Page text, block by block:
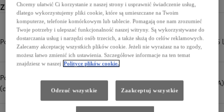
Zużycie paliwa lub energii
Pojemność zbiornika paliwa (l) 36 l
Poziom hałasu na postoju
(dB(A))
72,0 dB(A)
Chcemy ułatwić Ci korzystanie z naszej strony i usprawnić świadczenie usług,
dlatego wykorzystujemy pliki cookie, które są umieszczane na Twoim
komputerze, telefonie komórkowym lub tablecie. Pomagają one nam zrozumieć
Twoje potrzeby i ulepszać funkcjonalność naszej witryny. Są wykorzystywane do
dostarczania usług i narzędzi osób trzecich, a także służą do celów reklamowych.
Zalecamy akceptację wszystkich plików cookie. Jeżeli nie wyrażasz na to zgody,
możesz łatwo zmienić ich ustawienia. Szczegółowe informacje na ten temat
znajdziesz w naszej Polityce plików cookie.
Odrzuć wszystkie Zaakceptuj wszystkie